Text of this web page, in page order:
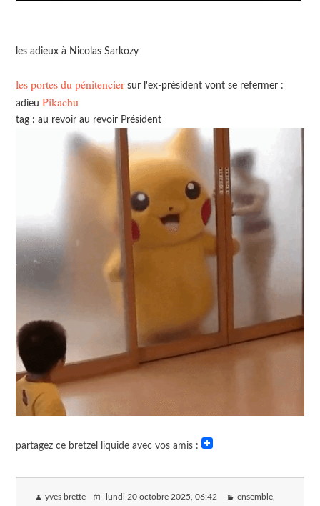
les adieux à Nicolas Sarkozy
les portes du pénitenciersur l'ex-président vont se refermer :
adieuPikachu
tag : au revoir au revoir Président
partagez ce bretzel liquide avec vos amis :
yves brette lundi 20 octobre 2025, 06:42 ensemble,